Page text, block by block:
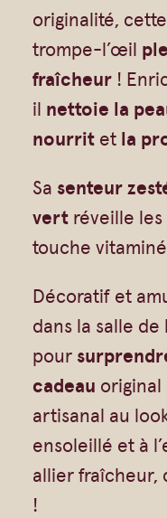
Vrac
Savon
Eaux
Huiles
Huiles
Livres
originalité,
trompe-l’œil
fraîcheur !
il nettoie la
nourrit et la
Sa senteur
vert réveille
touche
Décoratif et
dans la salle
pour
cadeau original
artisanal au
ensoleillé et à
allier fraîcheur,
!
t
i
t
é
d
S
a
v
n
t
r
o
m
p
e